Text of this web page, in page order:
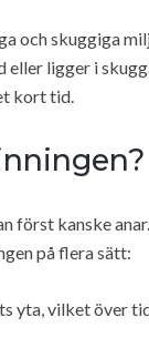
och skuggiga
ligger i
kort tid.
först kanske
på flera sätt:
yta, vilket över